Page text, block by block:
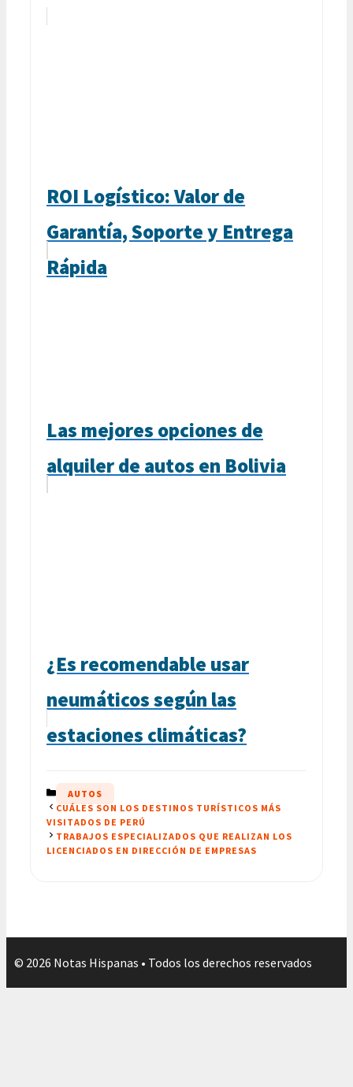
ROI Logístico: Valor de
Garantía, Soporte y Entrega
Rápida
Las mejores opciones de
alquiler de autos en Bolivia
¿Es recomendable usar
neumáticos según las
estaciones climáticas?
CATEGORÍAS
AUTOS
CUÁLES SON LOS DESTINOS TURÍSTICOS MÁS
VISITADOS DE PERÚ
TRABAJOS ESPECIALIZADOS QUE REALIZAN LOS
LICENCIADOS EN DIRECCIÓN DE EMPRESAS
© 2026 Notas Hispanas • Todos los derechos reservados